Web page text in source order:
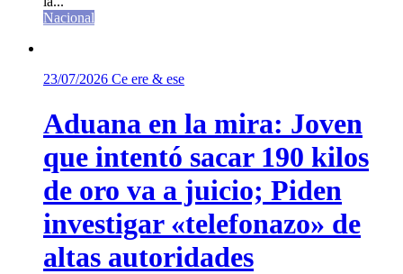
Nacional
23/07/2026 Ce ere & ese
Aduana en la mira: Joven
que intentó sacar 190 kilos
de oro va a juicio; Piden
investigar «telefonazo» de
altas autoridades